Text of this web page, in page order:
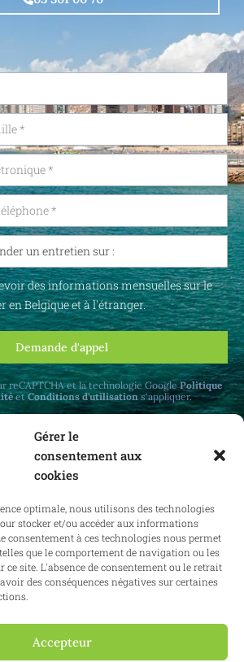
Gérer le
consentement aux
cookies
optimale, nous utilisons des technologies
stocker et/ou accéder aux informations
consentement à ces technologies nous permet
que le comportement de navigation ou les
site. L'absence de consentement ou le retrait
des conséquences négatives sur certaines
Accepteur
des informations mensuelles sur le
Belgique et à l'étranger.
Demande d'appel
reCAPTCHA et la technologie GooglePolitique
etConditions d'utilisation s'appliquer.
à jour mensuelles sur le
en Belgique et à l'étranger.